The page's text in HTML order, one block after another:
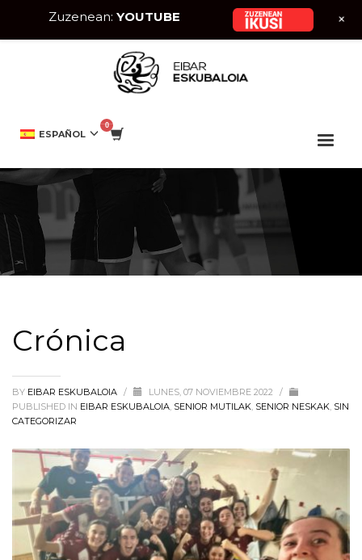
ESPAÑOL
Crónica
BY EIBAR ESKUBALOIA / LUNES, 07 NOVIEMBRE 2022
/
PUBLISHED IN EIBAR ESKUBALOIA, SENIOR MUTILAK, SENIOR NESKAK, SIN
CATEGORIZAR
Zuzenean: YOUTUBE +